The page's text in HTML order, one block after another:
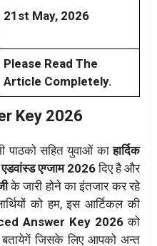
21st May, 2026
Please Read The
Article Completely.
Key 2026
पाठको सहित युवाओं काहार्दिक
एग्जाम 2026दिए है और
के जारी होने का इंतजार कर रहे
को हम, इस आर्टिकल की
Answer Key 2026 को
जिसके लिए आपको अन्त